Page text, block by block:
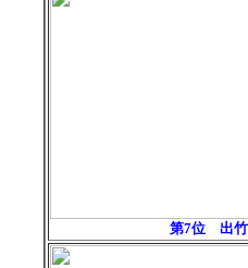
第7位 出竹